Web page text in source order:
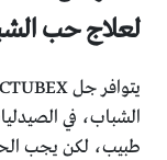
لعلاج حب
طبيب، لكن يجب